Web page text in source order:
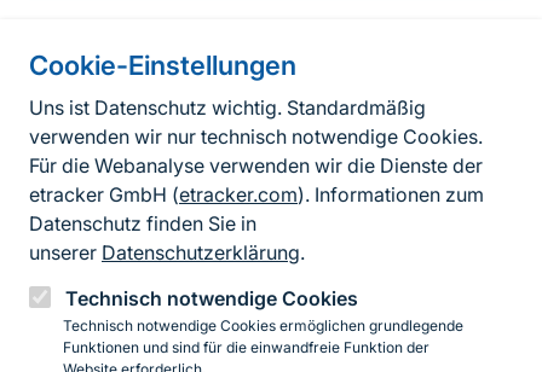
Cookie-Einstellungen
Uns ist Datenschutz wichtig. Standardmäßig
verwenden wir nur technisch notwendige Cookies.
Für die Webanalyse verwenden wir die Dienste der
etracker GmbH (etracker.com). Informationen zum
Datenschutz finden Sie in
unserer Datenschutzerklärung.
Technisch notwendige Cookies
Technisch notwendige Cookies ermöglichen grundlegende
Funktionen und sind für die einwandfreie Funktion der
Informationen zur Seite
FußzeileKontakt zum BfN
Kontaktformular
Erklärung zur Barrierefreiheit
Impressum
Datenschutz